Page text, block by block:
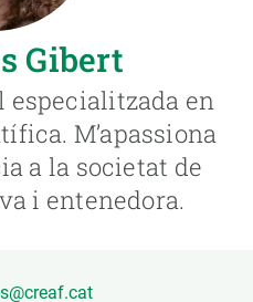
Gibert
especialitzada en
M’apassiona
a la societat de
i entenedora.